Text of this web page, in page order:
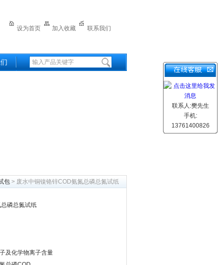
设为首页 加入收藏 联系我们
包 > 废水中铜镍铬锌COD氨氮总磷总氮试纸
磷总氮试纸
及化学物离子含量
联系人:樊先生
手机:
13761400826